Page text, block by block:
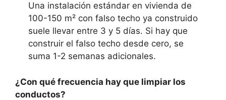
Una instalación estándar en vivienda de
100-150 m² con falso techo ya construido
suele llevar entre 3 y 5 días. Si hay que
construir el falso techo desde cero, se
suma 1-2 semanas adicionales.
¿Con qué frecuencia hay que limpiar los
conductos?